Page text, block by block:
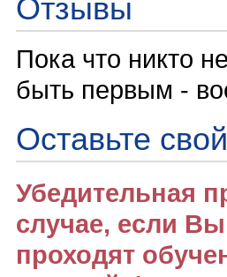
Отзывы
Пока что никто
быть первым -
Оставьте
Убедительная
случае, если
проходят